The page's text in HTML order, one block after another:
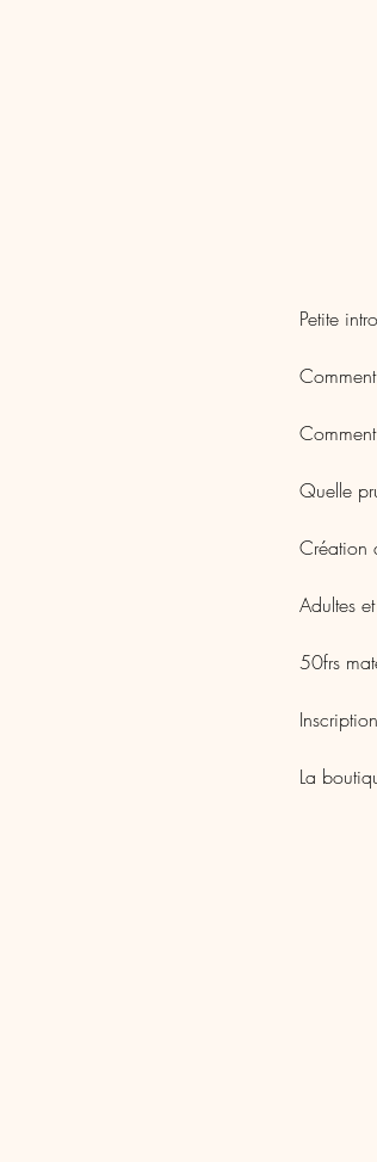
Petite
Quelle
Création
Adultes
50frs
La